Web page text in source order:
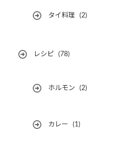
タイ料理 (2)
レシピ (78)
ホルモン (2)
カレー (1)